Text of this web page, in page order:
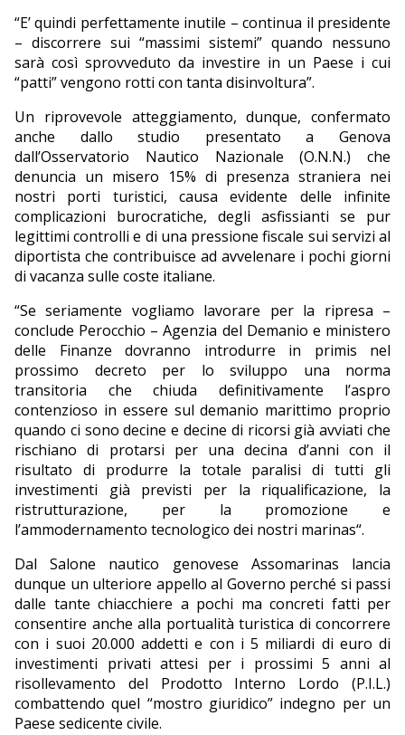
“E’ quindi perfettamente inutile – continua il presidente
– discorrere sui “massimi sistemi” quando nessuno
sarà così sprovveduto da investire in un Paese i cui
“patti” vengono rotti con tanta disinvoltura”.
Un riprovevole atteggiamento, dunque, confermato
anche dallo studio presentato a Genova
dall’Osservatorio Nautico Nazionale (O.N.N.) che
denuncia un misero 15% di presenza straniera nei
nostri porti turistici, causa evidente delle infinite
complicazioni burocratiche, degli asfissianti se pur
legittimi controlli e di una pressione fiscale sui servizi al
diportista che contribuisce ad avvelenare i pochi giorni
di vacanza sulle coste italiane.
“Se seriamente vogliamo lavorare per la ripresa –
conclude Perocchio – Agenzia del Demanio e ministero
delle Finanze dovranno introdurre in primis nel
prossimo decreto per lo sviluppo una norma
transitoria che chiuda definitivamente l’aspro
contenzioso in essere sul demanio marittimo proprio
quando ci sono decine e decine di ricorsi già avviati che
rischiano di protarsi per una decina d’anni con il
risultato di produrre la totale paralisi di tutti gli
investimenti già previsti per la riqualificazione, la
ristrutturazione, per la promozione e
l’ammodernamento tecnologico dei nostri marinas“.
Dal Salone nautico genovese Assomarinas lancia
dunque un ulteriore appello al Governo perché si passi
dalle tante chiacchiere a pochi ma concreti fatti per
consentire anche alla portualità turistica di concorrere
con i suoi 20.000 addetti e con i 5 miliardi di euro di
investimenti privati attesi per i prossimi 5 anni al
risollevamento del Prodotto Interno Lordo (P.I.L.)
combattendo quel “mostro giuridico” indegno per un
Paese sedicente civile.